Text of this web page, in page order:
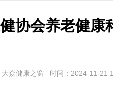
协会养老健康
大众健康之窗 时间：2024-11-21